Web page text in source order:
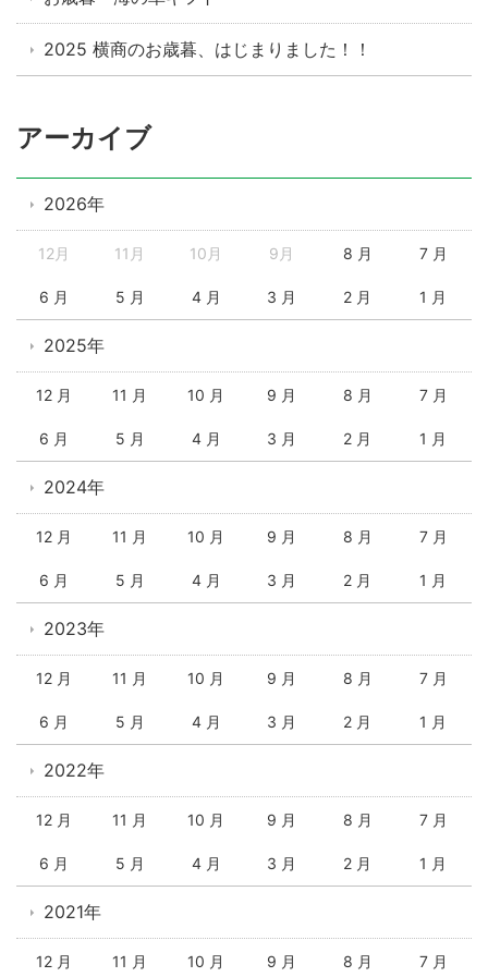
2025 横商のお歳暮、はじまりました！！
アーカイブ
2026年
12月 11月 10月 9月 8 月 7 月
6 月 5 月 4 月 3 月 2 月 1 月
2025年
12 月 11 月 10 月 9 月 8 月 7 月
6 月 5 月 4 月 3 月 2 月 1 月
2024年
12 月 11 月 10 月 9 月 8 月 7 月
6 月 5 月 4 月 3 月 2 月 1 月
2023年
12 月 11 月 10 月 9 月 8 月 7 月
6 月 5 月 4 月 3 月 2 月 1 月
2022年
12 月 11 月 10 月 9 月 8 月 7 月
6 月 5 月 4 月 3 月 2 月 1 月
2021年
12 月 11 月 10 月 9 月 8 月 7 月